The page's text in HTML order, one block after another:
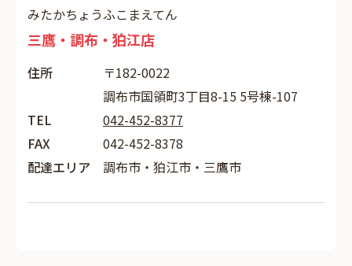
みたかちょうふこまえてん
三鷹・調布・狛江店
住所
〒182-0022
調布市国領町3丁目8-15 5号棟-107
TEL
042-452-8377
FAX
042-452-8378
配達エリア
調布市・狛江市・三鷹市